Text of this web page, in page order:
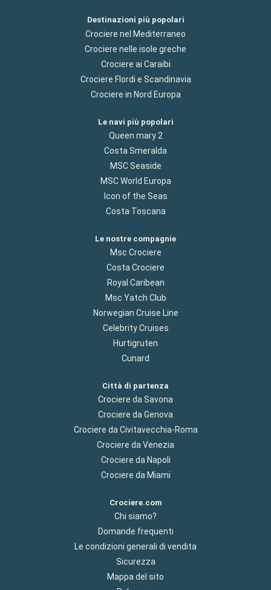
Destinazioni più popolari
Crociere nel Mediterraneo
Crociere nelle isole greche
Crociere ai Caraibi
Crociere Flordi e Scandinavia
Crociere in Nord Europa
Le navi più popolari
Queen mary 2
Costa Smeralda
MSC Seaside
MSC World Europa
Icon of the Seas
Costa Toscana
Le nostre compagnie
Msc Crociere
Costa Crociere
Royal Caribean
Msc Yatch Club
Norwegian Cruise Line
Celebrity Cruises
Hurtigruten
Cunard
Città di partenza
Crociere da Savona
Crociere da Genova
Crociere da Civitavecchia-Roma
Crociere da Venezia
Crociere da Napoli
Crociere da Miami
Crociere.com
Chi siamo?
Domande frequenti
Le condizioni generali di vendita
Sicurezza
Mappa del sito